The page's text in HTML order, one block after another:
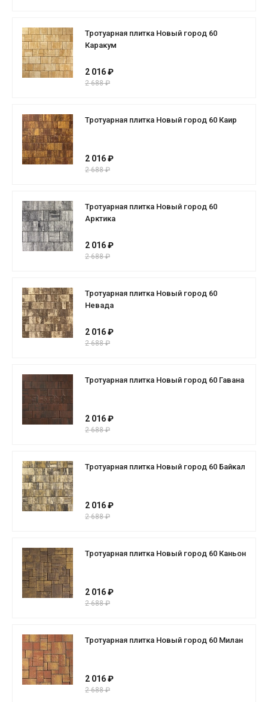
Тротуарная плитка Новый город 60
Каракум
2 016 ₽
2 688 ₽
Тротуарная плитка Новый город 60 Каир
2 016 ₽
2 688 ₽
Тротуарная плитка Новый город 60
Арктика
2 016 ₽
2 688 ₽
Тротуарная плитка Новый город 60
Невада
2 016 ₽
2 688 ₽
Тротуарная плитка Новый город 60 Гавана
2 016 ₽
2 688 ₽
Тротуарная плитка Новый город 60 Байкал
2 016 ₽
2 688 ₽
Тротуарная плитка Новый город 60 Каньон
2 016 ₽
2 688 ₽
Тротуарная плитка Новый город 60 Милан
2 016 ₽
2 688 ₽